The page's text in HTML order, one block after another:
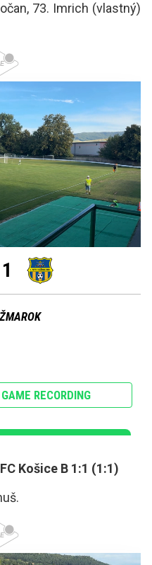
73. Imrich (vlastný)
Košice B 1:1 (1:1)